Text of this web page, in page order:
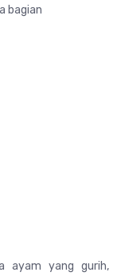
bagian
ayam yang gurih,